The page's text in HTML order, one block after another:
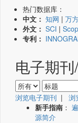
热门数据库：
中文： 知网 | 万
外文： SCI |
专利：
电子期
浏览电子期刊 | 浏
新手指南 ：
源简介